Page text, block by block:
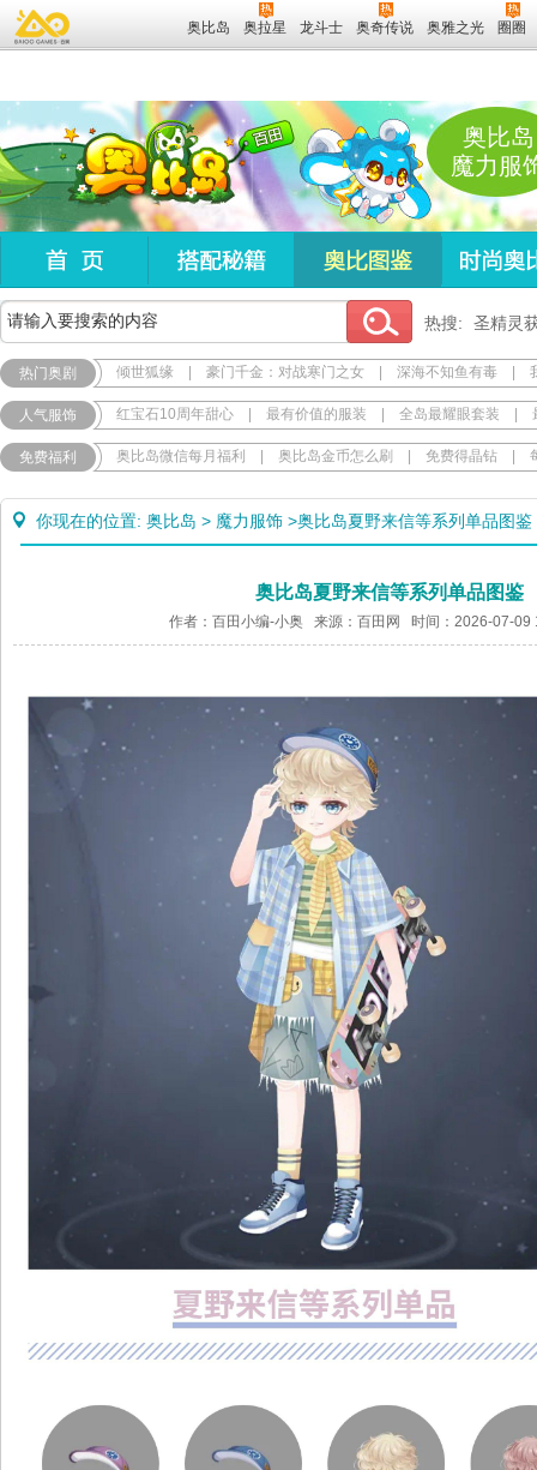
奥比岛 奥拉星 龙斗士 奥奇传说 奥雅之光 圈圈
奥比岛
魔力服
热搜: 圣精灵
热门奥剧 倾世狐缘 豪门千金：对战寒门之女 深海不知鱼有毒
人气服饰 红宝石10周年甜心 最有价值的服装 全岛最耀眼套装
免费福利 奥比岛微信每月福利 奥比岛金币怎么刷 免费得晶钻
你现在的位置: 奥比岛 > 魔力服饰 >奥比岛夏野来信等系列单品图鉴
奥比岛夏野来信等系列单品图鉴
作者：百田小编-小奥 来源：百田网 时间：2026-07-